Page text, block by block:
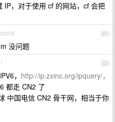
IP，对于使用 cf 的网站，cf 会把
21
没问题
22
， http://ip.zxinc.org/ipquery/，
都走 CN2 了
中国电信 CN2 骨干网，相当于你